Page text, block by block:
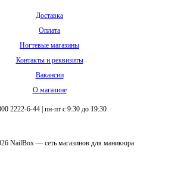
Доставка
Оплата
Ногтевые магазины
Контакты и реквизиты
Вакансии
О магазине
2222-6-44 пн-пт с 9:30 до 19:30
NailBox — сеть магазинов для маникюра